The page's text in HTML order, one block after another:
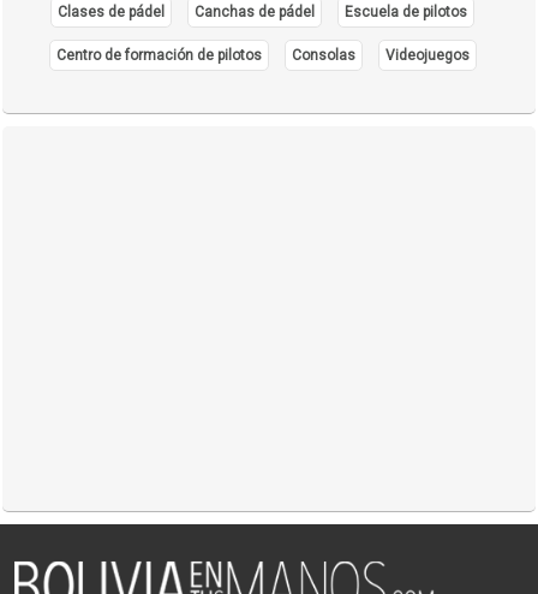
Clases de pádel Canchas de pádel Escuela de pilotos
Centro de formación de pilotos Consolas Videojuegos